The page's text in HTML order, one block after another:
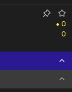
●
0
0
0
0